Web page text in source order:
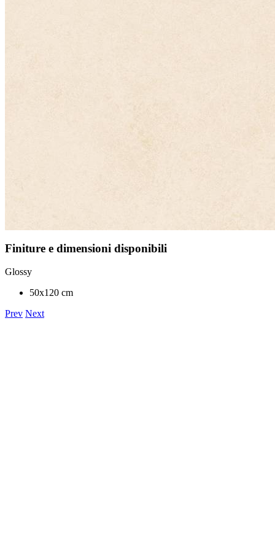
Finiture e dimensioni disponibili
Glossy
50x120 cm
Prev Next